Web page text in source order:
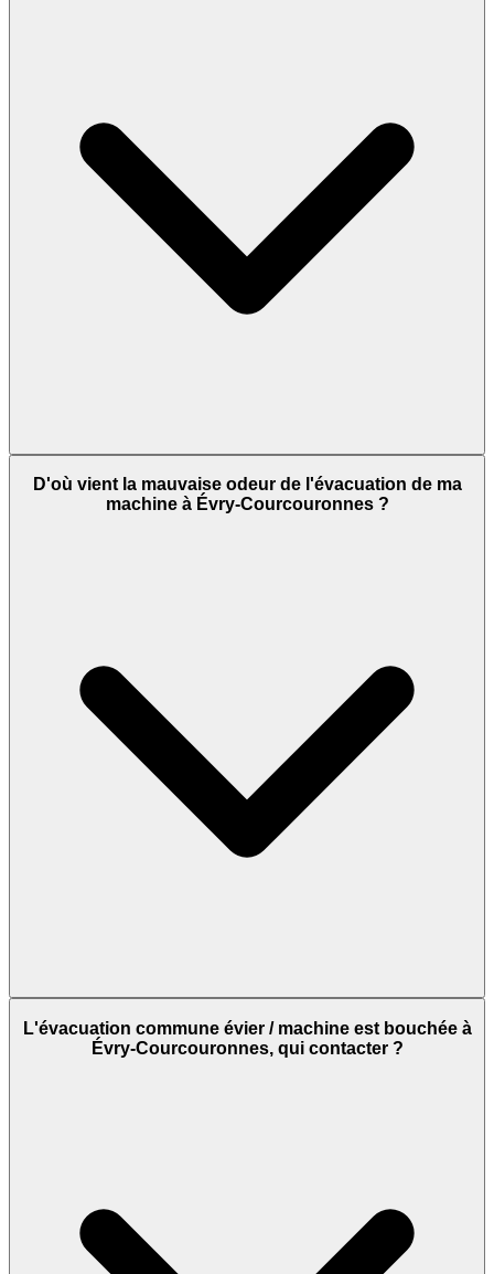
D'où vient la mauvaise odeur de l'évacuation de ma
machine à Évry-Courcouronnes ?
L'évacuation commune évier / machine est bouchée à
Évry-Courcouronnes, qui contacter ?